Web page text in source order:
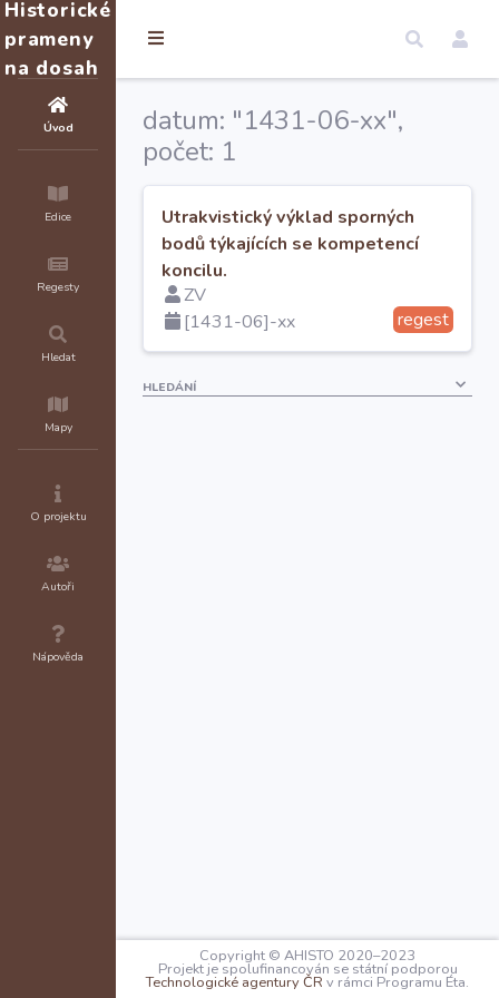
Historické
prameny
na dosah
Úvod
Edice
Regesty
Hledat
Mapy
O projektu
Autoři
Nápověda
datum: "1431-06-xx",
počet: 1
Utrakvistický výklad sporných
bodů týkajících se kompetencí
koncilu.
ZV
[1431-06]-xx
regest
HLEDÁNÍ
Copyright © AHISTO 2020–2023
Projekt je spolufinancován se státní podporou
Technologické agentury ČR v rámci Programu Éta.